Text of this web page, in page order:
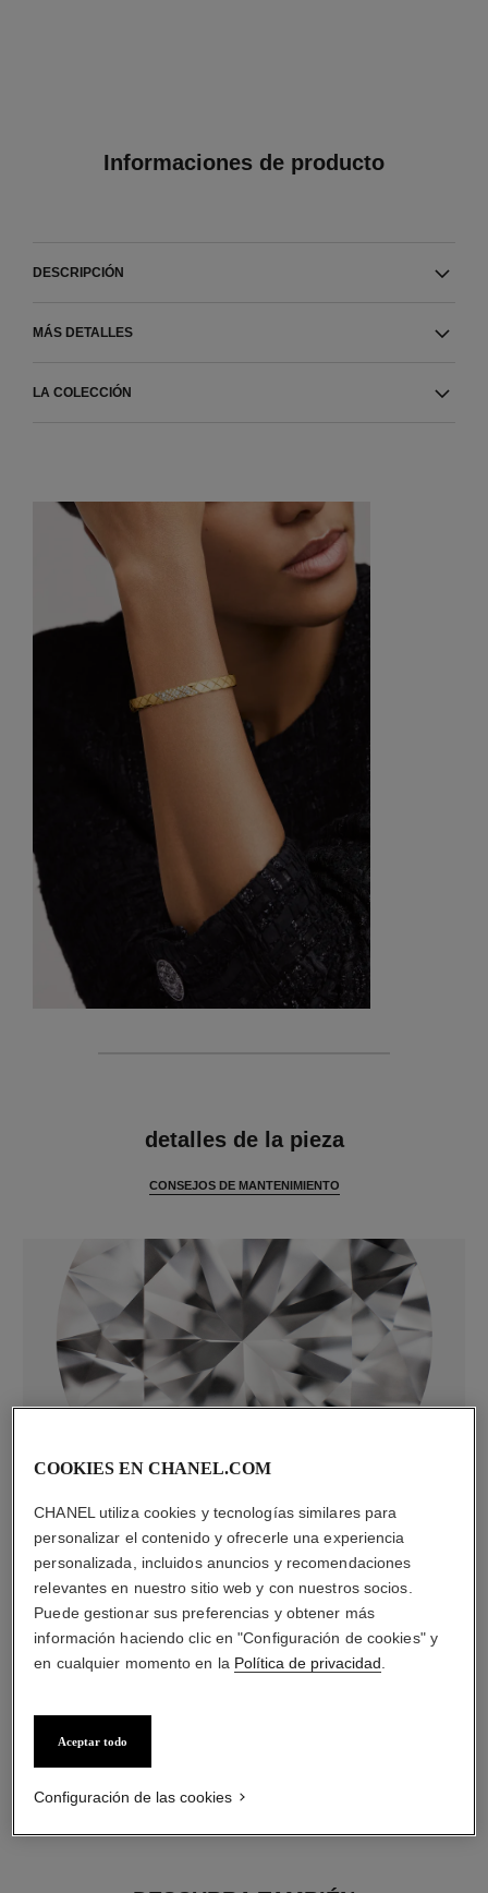
Informaciones de producto
DESCRIPCIÓN
MÁS DETALLES
LA COLECCIÓN
detalles de la pieza
CONSEJOS DE MANTENIMIENTO
Las características de cada pieza pueden variar**
COOKIES EN CHANEL.COM
CHANEL utiliza cookies y tecnologías similares para
personalizar el contenido y ofrecerle una experiencia
personalizada, incluidos anuncios y recomendaciones
relevantes en nuestro sitio web y con nuestros socios.
Puede gestionar sus preferencias y obtener más
información haciendo clic en "Configuración de cookies" y
en cualquier momento en la Política de privacidad
Aceptar todo
Configuración de las cookies